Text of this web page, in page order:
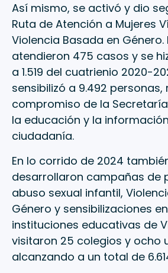
Así mismo, se activó y dio
Ruta de Atención a Mujeres
Violencia Basada en Género.
atendieron 475 casos y se
a 1.519 del cuatrienio 2020-
sensibilizó a 9.492
compromiso de la
la educación y la
ciudadanía.
En lo corrido de 2024
desarrollaron campañas de
abuso sexual infantil,
Género y sensibilizaciones
instituciones educativas de
visitaron 25 colegios y ocho
alcanzando a un total de